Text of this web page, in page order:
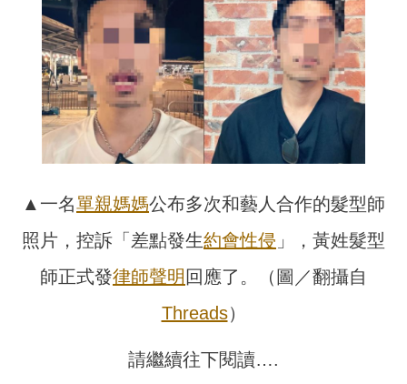
▲一名單親媽媽公布多次和藝人合作的髮型師
照片，控訴「差點發生約會性侵 」，黃姓髮型
師正式發律師聲明 回應了。（圖／翻攝自
Threads）
請繼續往下閱讀….